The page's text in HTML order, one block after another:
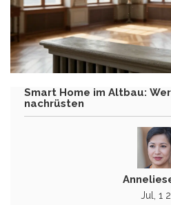
Smart Home im Altbau:
nachrüsten
Jul, 1